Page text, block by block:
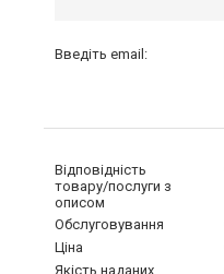
Введіть email:
Відповідність
товару/послуги з
описом
Обслуговування
Ціна
Якість наданих